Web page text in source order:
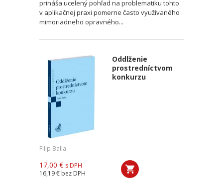
prináša ucelený pohľad na problematiku tohto
v aplikačnej praxi pomerne často využívaného
mimoriadneho opravného...
Oddlženie
prostredníctvom
konkurzu
Filip Balla
17,00 € s DPH
16,19 € bez DPH